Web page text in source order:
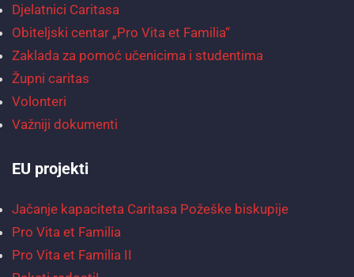
Djelatnici Caritasa
Obiteljski centar „Pro Vita et Familia“
Zaklada za pomoć učenicima i studentima
Župni caritas
Volonteri
Važniji dokumenti
EU projekti
Jačanje kapaciteta Caritasa Požeške biskupije
Pro Vita et Familia
Pro Vita et Familia II